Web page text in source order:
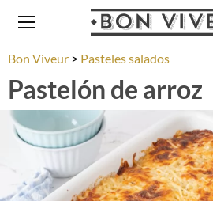
Bon Viveur Pasteles salados
Pastelón de arroz